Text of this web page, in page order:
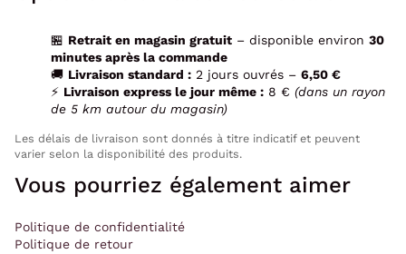
🏪 Retrait en magasin gratuit – disponible environ 30
minutes après la commande
🚚 Livraison standard : 2 jours ouvrés – 6,50 €
⚡ Livraison express le jour même : 8 € (dans un rayon
de 5 km autour du magasin)
Les délais de livraison sont donnés à titre indicatif et peuvent
varier selon la disponibilité des produits.
Vous pourriez également aimer
Politique de confidentialité
Politique de retour